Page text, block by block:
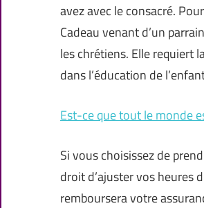
avez avec le consacré.
Cadeau venant d’un
les chrétiens. Elle requiert
dans l’éducation de
Est-ce que tout le monde
Si vous choisissez de
droit d’ajuster vos heures
remboursera votre